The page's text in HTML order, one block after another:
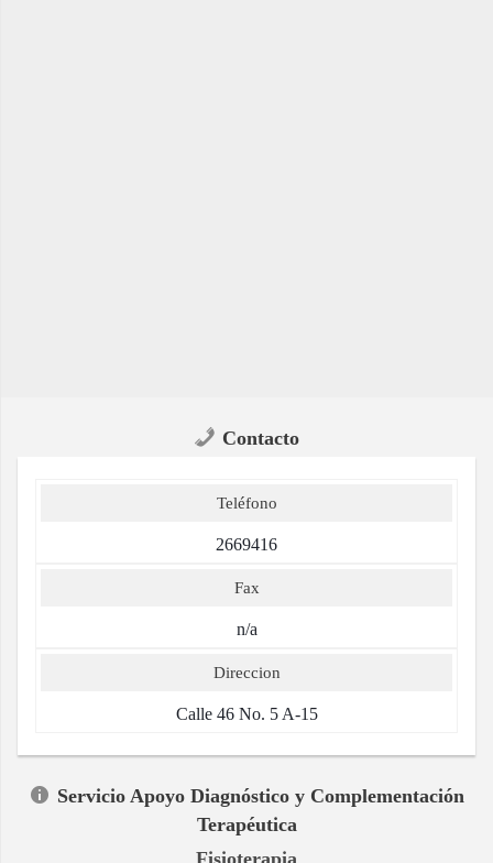
Contacto
Teléfono
2669416
Fax
n/a
Direccion
Calle 46 No. 5 A-15
Servicio Apoyo Diagnóstico y Complementación
Terapéutica
Fisioterapia